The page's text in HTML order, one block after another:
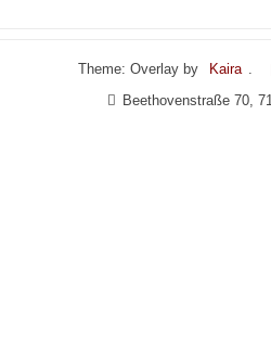
Theme: Overlay by Kaira .
Beethovenstraße 70,